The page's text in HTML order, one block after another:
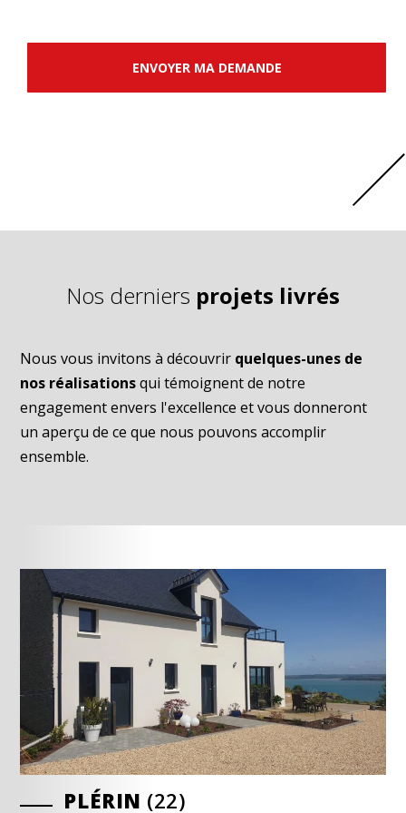
ENVOYER MA DEMANDE
Nos derniers projets livrés
Nous vous invitons à découvrir quelques-unes de
nos réalisationsqui témoignent de notre
engagement envers l'excellence et vous donneront
un aperçu de ce que nous pouvons accomplir
ensemble.
PLÉRIN (22)
PLÉRIN (22)
LE GRAND-CELLAND